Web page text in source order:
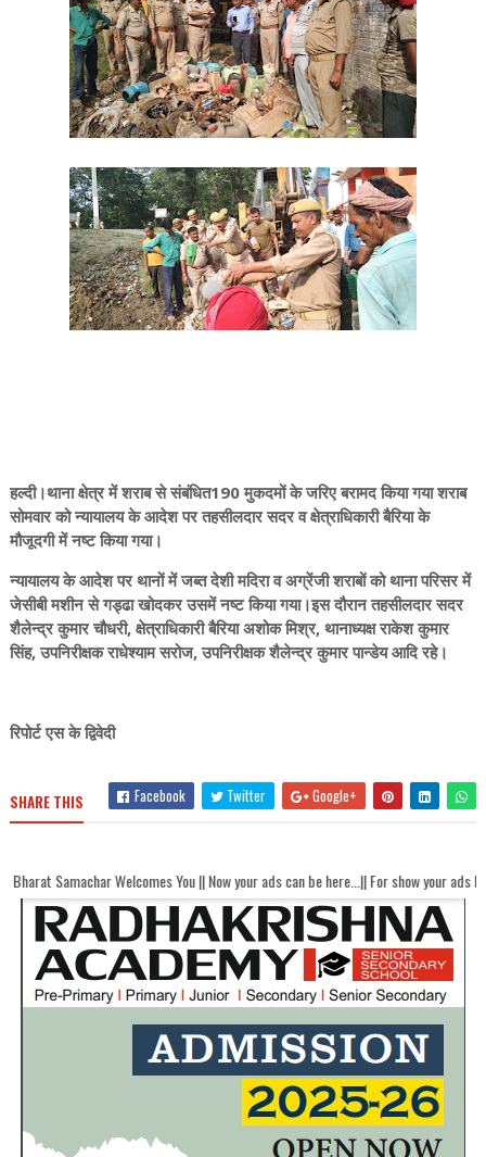
हल्दी।थाना क्षेत्र में शराब से संबंधित190 मुकदमों के जरिए बरामद किया गया शराब
सोमवार को न्यायालय के आदेश पर तहसीलदार सदर व क्षेत्राधिकारी बैरिया के
मौजूदगी में नष्ट किया गया।
न्यायालय के आदेश पर थानों में जब्त देशी मदिरा व अग्रेंजी शराबों को थाना परिसर में
जेसीबी मशीन से गड्ढा खोदकर उसमें नष्ट किया गया।इस दौरान तहसीलदार सदर
शैलेन्द्र कुमार चौधरी, क्षेत्राधिकारी बैरिया अशोक मिश्र, थानाध्यक्ष राकेश कुमार
सिंह, उपनिरीक्षक राधेश्याम सरोज, उपनिरीक्षक शैलेन्द्र कुमार पान्डेय आदि रहे।
रिपोर्ट एस के द्विवेदी
SHARE THIS Facebook Twitter Google+
Welcomes You || Now your ads can be here...|| For show your ads here contact